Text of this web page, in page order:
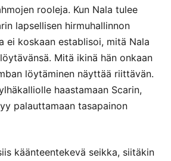
rooleja. Kun Nala tulee
lapsellisen hirmuhallinnon
ei koskaan establisoi, mitä Nala
Mitä ikinä hän onkaan
löytäminen näyttää riittävän.
haastamaan Scarin,
palauttamaan tasapainon
käänteentekevä seikka, siitäkin